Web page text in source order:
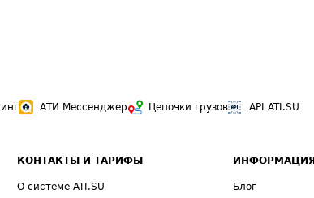
АТИ Мессенджер Цепочки грузов API ATI.SU
КОНТАКТЫ И ТАРИФЫ
О системе ATI.SU
ИНФОРМАЦИЯ
Блог